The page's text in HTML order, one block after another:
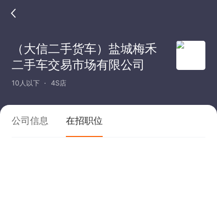
（大信二手货车）盐城梅禾
二手车交易市场有限公司
10人以下 4S店
公司信息 在招职位